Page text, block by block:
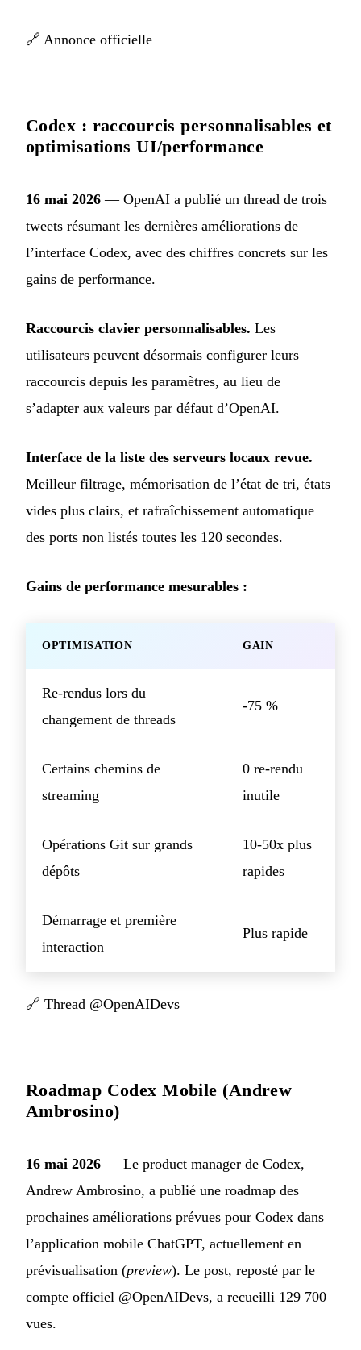
🔗 Annonce officielle
Codex : raccourcis personnalisables et
optimisations UI/performance
16 mai 2026 — OpenAI a publié un thread de trois
tweets résumant les dernières améliorations de
l’interface Codex, avec des chiffres concrets sur les
gains de performance.
Raccourcis clavier personnalisables. Les
utilisateurs peuvent désormais configurer leurs
raccourcis depuis les paramètres, au lieu de
s’adapter aux valeurs par défaut d’OpenAI.
Interface de la liste des serveurs locaux revue.
Meilleur filtrage, mémorisation de l’état de tri, états
vides plus clairs, et rafraîchissement automatique
des ports non listés toutes les 120 secondes.
Gains de performance mesurables :
OPTIMISATION GAIN
Re-rendus lors du
changement de threads
-75 %
Certains chemins de
streaming
0 re-rendu
inutile
Opérations Git sur grands
dépôts
10-50x plus
rapides
Démarrage et première
interaction
Plus rapide
🔗 Thread @OpenAIDevs
Roadmap Codex Mobile (Andrew
Ambrosino)
16 mai 2026 — Le product manager de Codex,
Andrew Ambrosino, a publié une roadmap des
prochaines améliorations prévues pour Codex dans
l’application mobile ChatGPT, actuellement en
prévisualisation (preview). Le post, reposté par le
compte officiel @OpenAIDevs, a recueilli 129 700
vues.